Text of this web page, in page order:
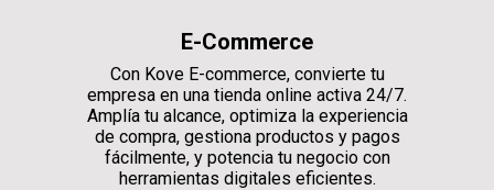
E-Commerce
Con Kove E-commerce, convierte tu
empresa en una tienda online activa 24/7.
Amplía tu alcance, optimiza la experiencia
de compra, gestiona productos y pagos
fácilmente, y potencia tu negocio con
herramientas digitales eficientes.